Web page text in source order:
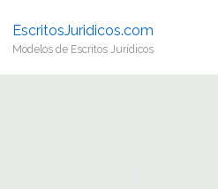
EscritosJuridicos.com
Modelos de Escritos Jurídicos